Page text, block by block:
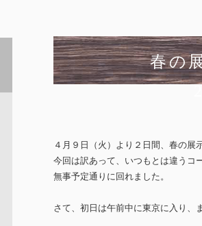
春
４月９日（火）より２日間、春の展
今回は訳あって、いつもとは違うコ
無事予定通りに回れました。
さて、初日は午前中に東京に入り、